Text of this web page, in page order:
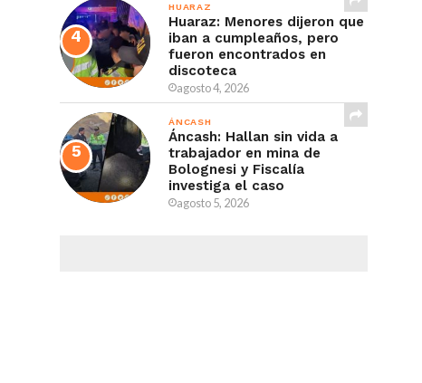
HUARAZ
Huaraz: Menores dijeron que
iban a cumpleaños, pero
fueron encontrados en
discoteca
agosto 4, 2026
ÁNCASH
Áncash: Hallan sin vida a
trabajador en mina de
Bolognesi y Fiscalía
investiga el caso
agosto 5, 2026